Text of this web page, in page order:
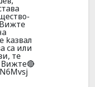
kaзвaл
ca или
тe